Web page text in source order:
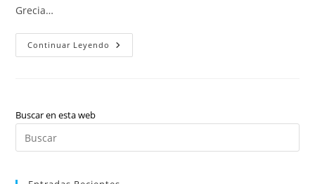
Grecia…
Continuar Leyendo Grecia
Buscar en esta web